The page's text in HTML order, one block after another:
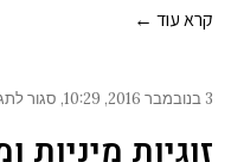
קרא עוד ←
3 בנובמבר 2016 10:29 סגור
זוגיות